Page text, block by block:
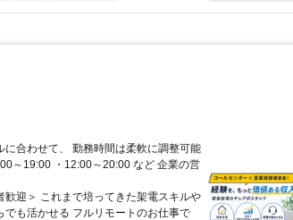
合わせて、 勤務時間は柔軟に調整可能
～19:00 ・12:00～20:00 など 企業の営
迎＞ これまで培ってきた架電スキルや
も活かせる フルリモートのお仕事で